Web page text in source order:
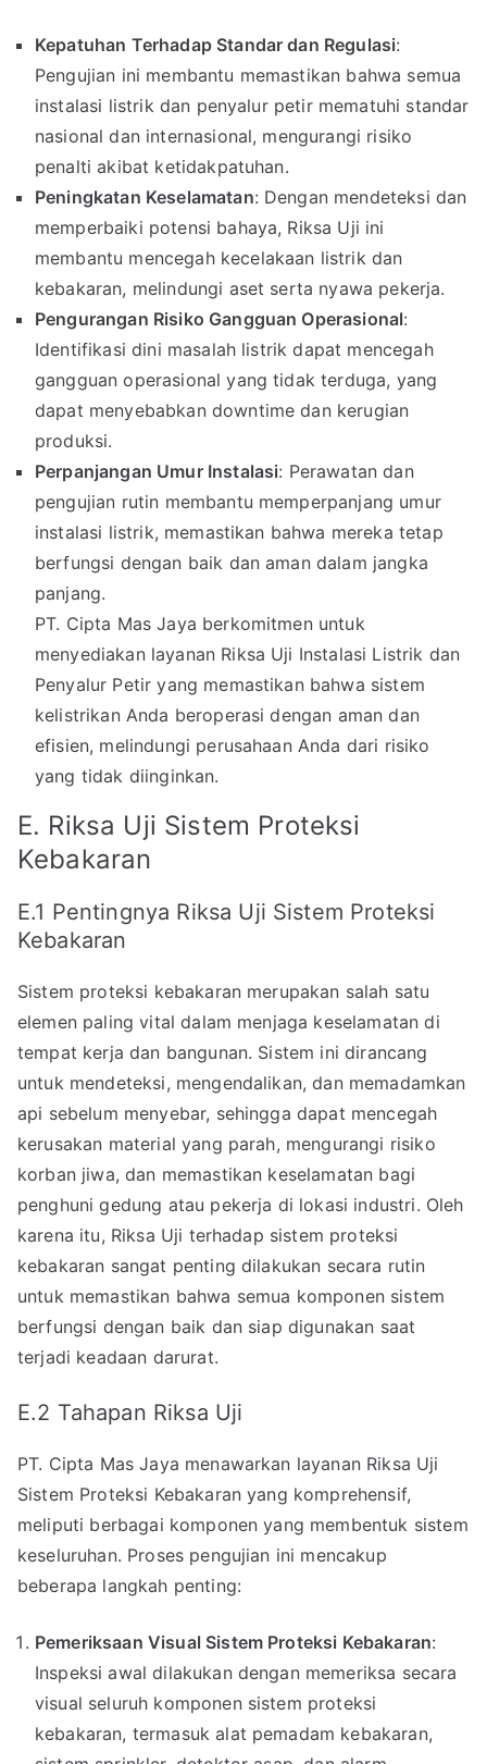
Kepatuhan Terhadap Standar dan Regulasi:
Pengujian ini membantu memastikan bahwa semua
instalasi listrik dan penyalur petir mematuhi standar
nasional dan internasional, mengurangi risiko
penalti akibat ketidakpatuhan.
Peningkatan Keselamatan: Dengan mendeteksi dan
memperbaiki potensi bahaya, Riksa Uji ini
membantu mencegah kecelakaan listrik dan
kebakaran, melindungi aset serta nyawa pekerja.
Pengurangan Risiko Gangguan Operasional:
Identifikasi dini masalah listrik dapat mencegah
gangguan operasional yang tidak terduga, yang
dapat menyebabkan downtime dan kerugian
produksi.
Perpanjangan Umur Instalasi: Perawatan dan
pengujian rutin membantu memperpanjang umur
instalasi listrik, memastikan bahwa mereka tetap
berfungsi dengan baik dan aman dalam jangka
panjang.
PT. Cipta Mas Jaya berkomitmen untuk
menyediakan layanan Riksa Uji Instalasi Listrik dan
Penyalur Petir yang memastikan bahwa sistem
kelistrikan Anda beroperasi dengan aman dan
efisien, melindungi perusahaan Anda dari risiko
yang tidak diinginkan.
E. Riksa Uji Sistem Proteksi
Kebakaran
E.1 Pentingnya Riksa Uji Sistem Proteksi
Kebakaran
Sistem proteksi kebakaran merupakan salah satu
elemen paling vital dalam menjaga keselamatan di
tempat kerja dan bangunan. Sistem ini dirancang
untuk mendeteksi, mengendalikan, dan memadamkan
api sebelum menyebar, sehingga dapat mencegah
kerusakan material yang parah, mengurangi risiko
korban jiwa, dan memastikan keselamatan bagi
penghuni gedung atau pekerja di lokasi industri. Oleh
karena itu, Riksa Uji terhadap sistem proteksi
kebakaran sangat penting dilakukan secara rutin
untuk memastikan bahwa semua komponen sistem
berfungsi dengan baik dan siap digunakan saat
terjadi keadaan darurat.
E.2 Tahapan Riksa Uji
PT. Cipta Mas Jaya menawarkan layanan Riksa Uji
Sistem Proteksi Kebakaran yang komprehensif,
meliputi berbagai komponen yang membentuk sistem
keseluruhan. Proses pengujian ini mencakup
beberapa langkah penting:
Pemeriksaan Visual Sistem Proteksi Kebakaran:
Inspeksi awal dilakukan dengan memeriksa secara
visual seluruh komponen sistem proteksi
kebakaran, termasuk alat pemadam kebakaran,